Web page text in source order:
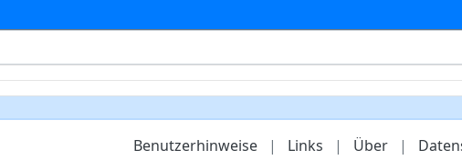
Benutzerhinweise | Links | Über |